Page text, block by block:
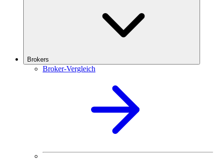
Brokers
Broker-Vergleich